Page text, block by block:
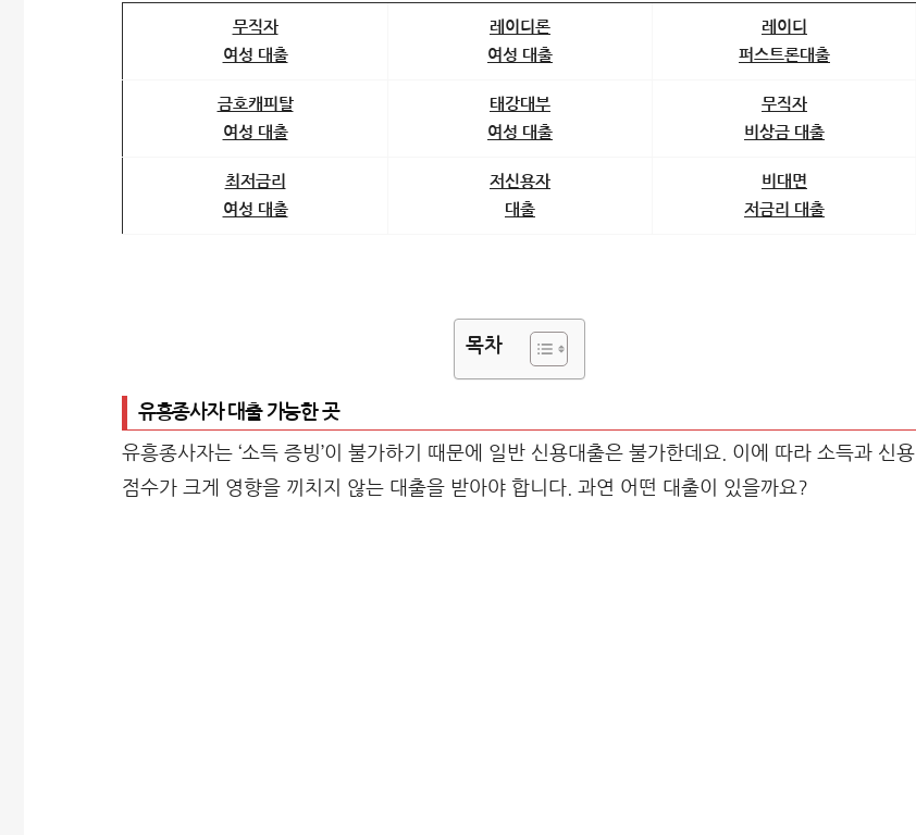
무직자
여성 대출
레이디론
여성 대출
레이디
퍼스트론대출
금호캐피탈
여성 대출
태강대부
여성 대출
무직자
비상금 대출
최저금리
여성 대출
저신용자
대출
비대면
저금리 대출
목차
유흥종사자 대출 가능한 곳
유흥종사자는 ‘소득 증빙’이 불가하기 때문에 일반 신용대출은 불가한데요. 이에 따라 소득과 신용
점수가 크게 영향을 끼치지 않는 대출을 받아야 합니다. 과연 어떤 대출이 있을까요?